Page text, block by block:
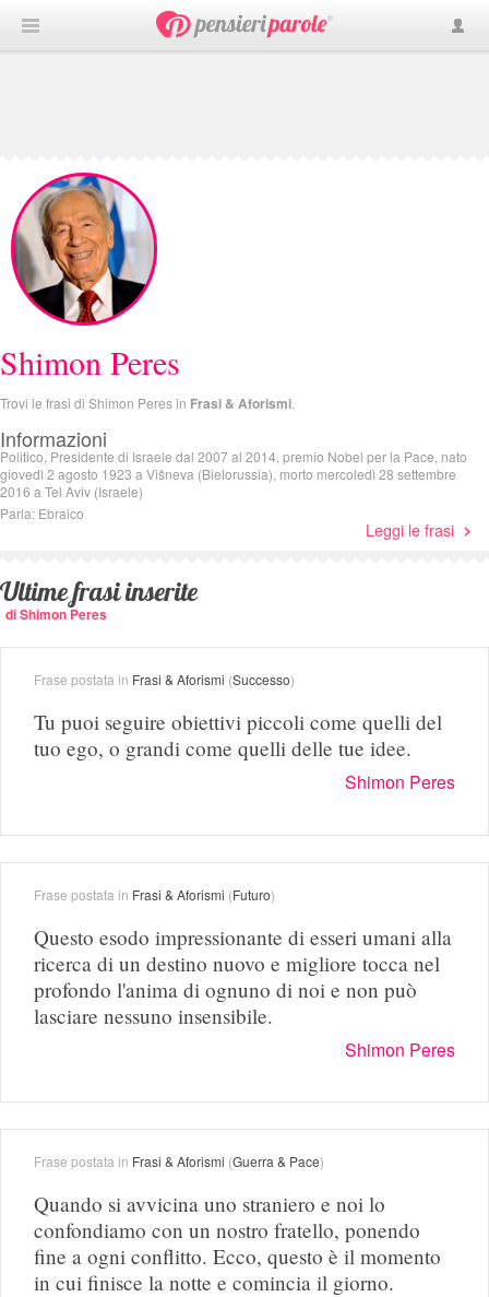
Shimon Peres
Trovi le frasi di Shimon Peres in Frasi & Aforismi
Informazioni
Politico, Presidente di Israele dal 2007 al 2014, premio Nobel per la Pace, nato
giovedì 2 agosto 1923 a Višneva (Bielorussia), morto mercoledì 28 settembre
2016 a Tel Aviv (Israele)
Parla: Ebraico
Leggi le frasi
Ultime frasi inserite
di Shimon Peres
Frase postata in Frasi & Aforismi (Successo)
Tu puoi seguire obiettivi piccoli come quelli del
tuo ego, o grandi come quelli delle tue idee.
Shimon Peres
Frase postata in Frasi & Aforismi (Futuro)
Questo esodo impressionante di esseri umani alla
ricerca di un destino nuovo e migliore tocca nel
profondo l'anima di ognuno di noi e non può
lasciare nessuno insensibile.
Shimon Peres
Frase postata in Frasi & Aforismi (Guerra & Pace)
Quando si avvicina uno straniero e noi lo
confondiamo con un nostro fratello, ponendo
fine a ogni conflitto. Ecco, questo è il momento
in cui finisce la notte e comincia il giorno.